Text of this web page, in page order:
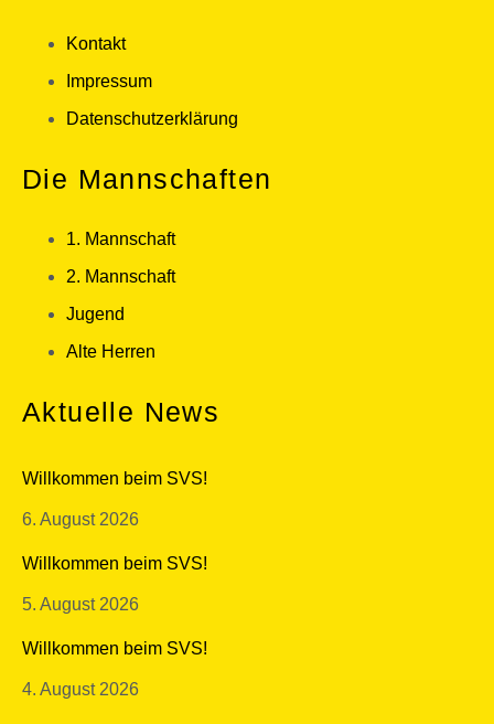
Kontakt
Impressum
Datenschutzerklärung
Die Mannschaften
1. Mannschaft
2. Mannschaft
Jugend
Alte Herren
Aktuelle News
Willkommen beim SVS!
6. August 2026
Willkommen beim SVS!
5. August 2026
Willkommen beim SVS!
4. August 2026